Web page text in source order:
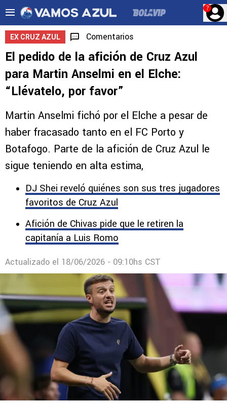
?
EX CRUZ AZUL Comentarios
El pedido de la afición de Cruz Azul
para Martin Anselmi en el Elche:
“Llévatelo, por favor”
Martin Anselmi fichó por el Elche a pesar de
haber fracasado tanto en el FC Porto y
Botafogo. Parte de la afición de Cruz Azul le
sigue teniendo en alta estima,
DJ Shei reveló quiénes son sus tres jugadores
favoritos de Cruz Azul
Afición de Chivas pide que le retiren la
capitanía a Luis Romo
Actualizado el 18/06/2026 - 09:10hs CST